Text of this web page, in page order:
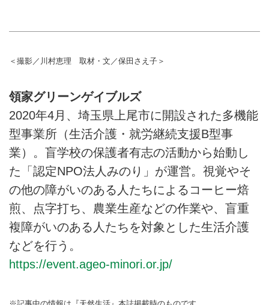
＜撮影／川村恵理 取材・文／保田さえ子＞
領家グリーンゲイブルズ
2020年4月、埼玉県上尾市に開設された多機能
型事業所（生活介護・就労継続支援B型事
業）。盲学校の保護者有志の活動から始動し
た「認定NPO法人みのり」が運営。視覚やそ
の他の障がいのある人たちによるコーヒー焙
煎、点字打ち、農業生産などの作業や、盲重
複障がいのある人たちを対象とした生活介護
などを行う。
https://event.ageo-minori.or.jp/